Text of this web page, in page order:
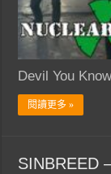
Devil You
閱讀更多 »
SINBREED